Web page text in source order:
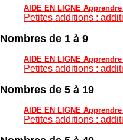
AIDE EN LIGNE
Petites additions :
Nombres de 1 à 9
AIDE EN LIGNE
Petites additions :
Nombres de 5 à 19
AIDE EN LIGNE
Petites additions :